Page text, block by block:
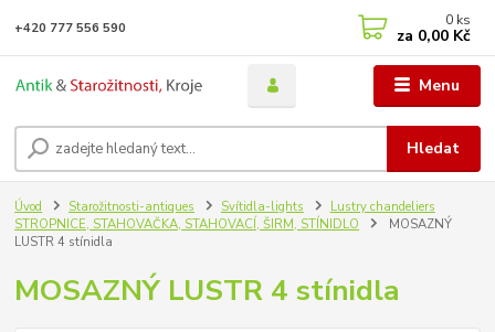
Menu
Hledat
+420 777 556 590 0 ks
za 0,00 Kč
Úvod Starožitnosti-antiques Svítidla-lights
Lustry chandeliers
STROPNICE, STAHOVAČKA, STAHOVACÍ, ŠIRM, STÍNIDLO
MOSAZNÝ
LUSTR 4 stínidla
MOSAZNÝ LUSTR 4 stínidla